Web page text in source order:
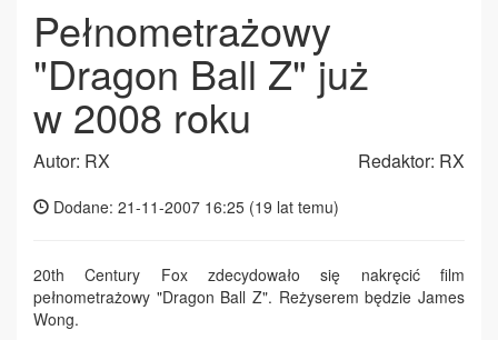
Pełnometrażowy
"Dragon Ball Z" już
w 2008 roku
Autor: RX Redaktor: RX
Dodane: 21-11-2007 16:25 (19 lat temu)
20th Century Fox zdecydowało się nakręcić film
pełnometrażowy "Dragon Ball Z". Reżyserem będzie James
Wong.